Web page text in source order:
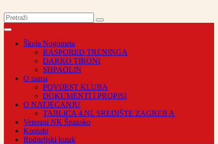
Škola Nogometa
RASPORED TRENINGA
DARKO TIRONI
SHPAOLIN
O nama
POVIJEST KLUBA
DOKUMENTI I PROPISI
O NATJECANJU
TABLICA 4.NL SREDIŠTE ZAGREB A
Veterani NK Špansko
Kontakt
Roditeljski kutak